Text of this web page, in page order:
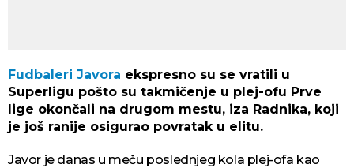
Fudbaleri Javora ekspresno su se vratili u
Superligu pošto su takmičenje u plej-ofu Prve
lige okončali na drugom mestu, iza Radnika, koji
je još ranije osigurao povratak u elitu.
Javor je danas u meču poslednjeg kola plej-ofa kao